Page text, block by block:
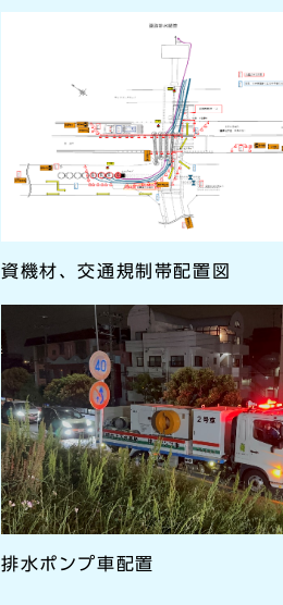
資機材、交通規制帯配置図
排水ポンプ車配置